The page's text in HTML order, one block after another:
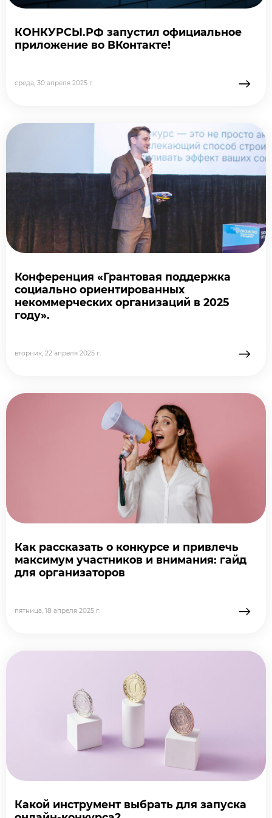
КОНКУРСЫ.РФ запустил официальное
приложение во ВКонтакте!
среда, 30 апреля 2025 г. →
Конференция «Грантовая поддержка
социально ориентированных
некоммерческих организаций в 2025
году».
вторник, 22 апреля 2025 г. →
Как рассказать о конкурсе и привлечь
максимум участников и внимания: гайд
для организаторов
пятница, 18 апреля 2025 г. →
Какой инструмент выбрать для запуска